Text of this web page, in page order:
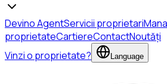
Devino AgentServicii proprietari
proprietateCartiereContactNoutăți
Vinzi o proprietate?
Language